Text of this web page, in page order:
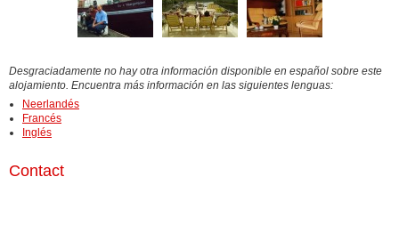
Desgraciadamente no hay otra información disponible en español sobre este
alojamiento. Encuentra más información en las siguientes lenguas:
Neerlandés
Francés
Inglés
Contact